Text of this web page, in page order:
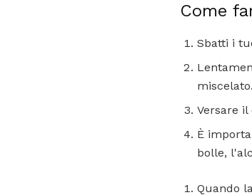
Come
Sbatti i
miscelato.
Versare
È
bolle,
Quando